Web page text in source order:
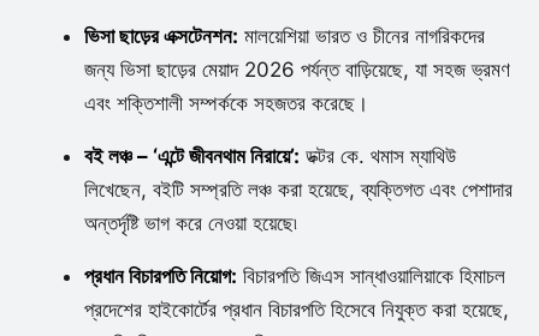
ভিসা ছাড়ের এক্সটেনশন: মালয়েশিয়া ভারত ও চীনের নাগরিকদের
জন্য ভিসা ছাড়ের মেয়াদ 2026 পর্যন্ত বাড়িয়েছে, যা সহজ ভ্রমণ
এবং শক্তিশালী সম্পর্ককে সহজতর করেছে।
বই লঞ্চ – ‘এন্টে জীবনথাম নিরায়ে’: ডক্টর কে. থমাস ম্যাথিউ
লিখেছেন, বইটি সম্প্রতি লঞ্চ করা হয়েছে, ব্যক্তিগত এবং পেশাদার
অন্তর্দৃষ্টি ভাগ করে নেওয়া হয়েছে৷
প্রধান বিচারপতি নিয়োগ: বিচারপতি জিএস সান্ধাওয়ালিয়াকে হিমাচল
প্রদেশের হাইকোর্টের প্রধান বিচারপতি হিসেবে নিযুক্ত করা হয়েছে,